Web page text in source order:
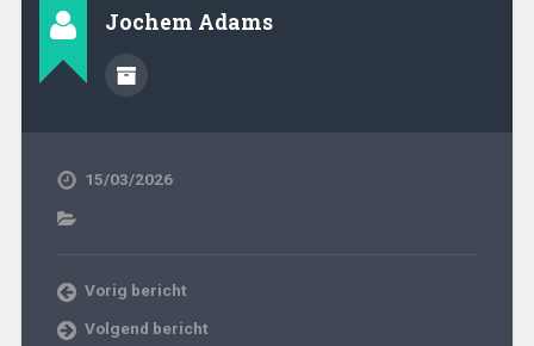
Jochem Adams
15/03/2026
Vorig bericht
Volgend bericht